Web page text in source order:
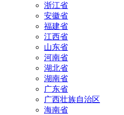
浙江省
安徽省
福建省
江西省
山东省
河南省
湖北省
湖南省
广东省
广西壮族自治区
海南省